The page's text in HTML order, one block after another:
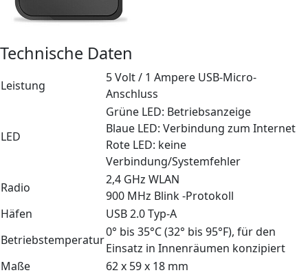
Technische Daten
Leistung
5 Volt / 1 Ampere USB-Micro-
Anschluss
LED
Grüne LED: Betriebsanzeige
Blaue LED: Verbindung zum Internet
Rote LED: keine
Verbindung/Systemfehler
Radio
2,4 GHz WLAN
900 MHz Blink -Protokoll
Häfen
USB 2.0 Typ-A
Betriebstemperatur
0° bis 35°C (32° bis 95°F), für den
Einsatz in Innenräumen konzipiert
Maße
62 x 59 x 18 mm